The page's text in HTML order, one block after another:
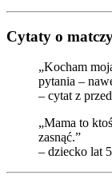
Cytaty o
„Kocham
pytania –
– cytat z
„Mama to
zasnąć.”
– dziecko lat 5